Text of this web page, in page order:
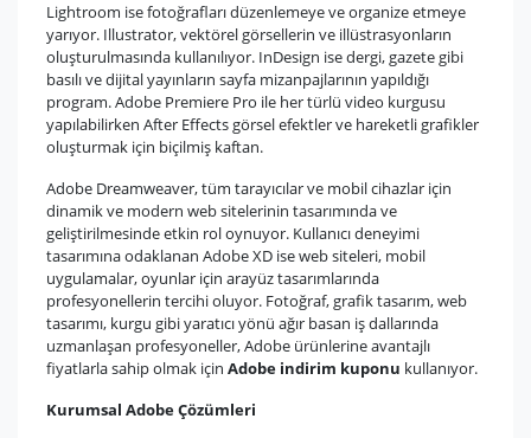
Lightroom ise fotoğrafları düzenlemeye ve organize etmeye
yarıyor. Illustrator, vektörel görsellerin ve illüstrasyonların
oluşturulmasında kullanılıyor. InDesign ise dergi, gazete gibi
basılı ve dijital yayınların sayfa mizanpajlarının yapıldığı
program. Adobe Premiere Pro ile her türlü video kurgusu
yapılabilirken After Effects görsel efektler ve hareketli grafikler
oluşturmak için biçilmiş kaftan.
Adobe Dreamweaver, tüm tarayıcılar ve mobil cihazlar için
dinamik ve modern web sitelerinin tasarımında ve
geliştirilmesinde etkin rol oynuyor. Kullanıcı deneyimi
tasarımına odaklanan Adobe XD ise web siteleri, mobil
uygulamalar, oyunlar için arayüz tasarımlarında
profesyonellerin tercihi oluyor. Fotoğraf, grafik tasarım, web
tasarımı, kurgu gibi yaratıcı yönü ağır basan iş dallarında
uzmanlaşan profesyoneller, Adobe ürünlerine avantajlı
fiyatlarla sahip olmak için Adobe indirim kuponu kullanıyor.
Kurumsal Adobe Çözümleri